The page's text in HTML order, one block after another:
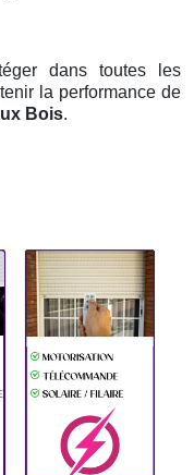
dans toutes les
la performance de
Bois.